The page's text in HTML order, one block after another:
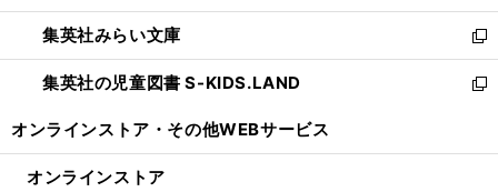
開
く
ウ
で
開
く
ン
ド
ウ
で
ウ
ィ
ン
ド
開
集英社みらい文庫
新
し
い
ン
集英社の児童図書 S-KIDS.LAND
新
ウ
オンラインストア・ その他WEBサービス
オンラインストア